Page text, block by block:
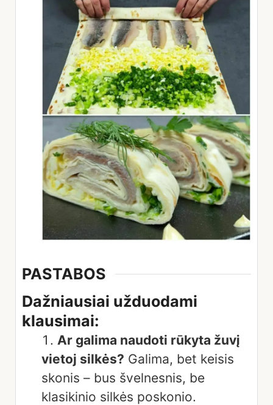
PASTABOS
Dažniausiai užduodami
klausimai:
Ar galima naudoti rūkyta žuvį
vietoj silkės? Galima, bet keisis
skonis – bus švelnesnis, be
klasikinio silkės poskonio.